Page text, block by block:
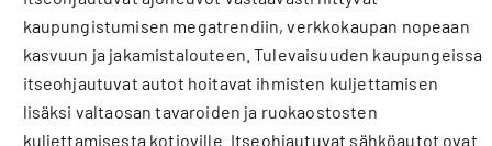
kaupungistumisen megatrendiin, verkkokaupan nopeaan
kasvuun ja jakamistalouteen. Tulevaisuuden kaupungeissa
itseohjautuvat autot hoitavat ihmisten kuljettamisen
lisäksi valtaosan tavaroiden ja ruokaostosten
kuljettamisesta kotioville. Itseohjautuvat sähköautot ovat